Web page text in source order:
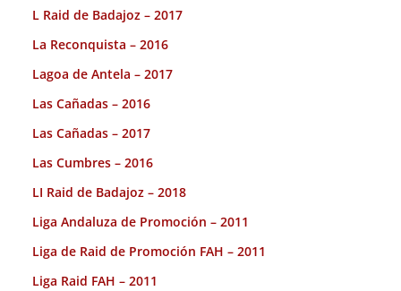
L Raid de Badajoz – 2017
La Reconquista – 2016
Lagoa de Antela – 2017
Las Cañadas – 2016
Las Cañadas – 2017
Las Cumbres – 2016
LI Raid de Badajoz – 2018
Liga Andaluza de Promoción – 2011
Liga de Raid de Promoción FAH – 2011
Liga Raid FAH – 2011